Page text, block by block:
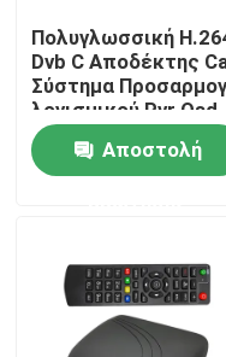
Αρχική Σελίδα
Εμφάνιση VR
Σχετικά με εμάς
Πολυγλωσσική
Dvb C Αποδέκτης
Σύστημα
λογισμικού Pvr Osd
Αποστολή